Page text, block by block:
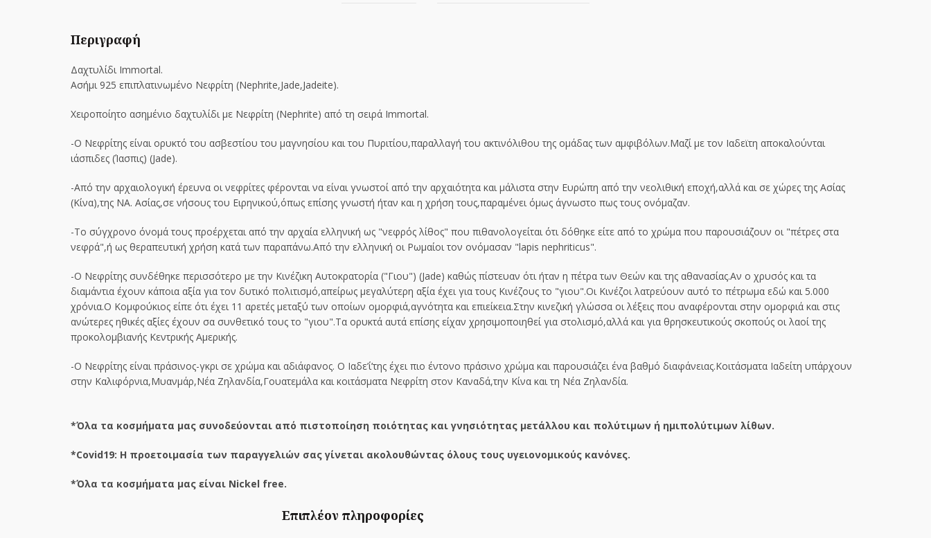
Περιγραφή
Δαχτυλίδι Immortal.
Ασήμι 925 επιπλατινωμένo Νεφρίτη (Nephrite,Jade,Jadeite).
Χειροποίητο ασημένιο δαχτυλίδι με Νεφρίτη (Nephrite) από τη σειρά Immortal.
-Ο Νεφρίτης είναι ορυκτό του ασβεστίου του μαγνησίου και του Πυριτίου,παραλλαγή του ακτινόλιθου της ομάδας των αμφιβόλων.Μαζί με τον Ιαδεϊτη αποκαλούνται
ιάσπιδες (Ίασπις) (Jade).
-Από την αρχαιολογική έρευνα οι νεφρίτες φέρονται να είναι γνωστοί από την αρχαιότητα και μάλιστα στην Ευρώπη από την νεολιθική εποχή,αλλά και σε χώρες της Ασίας
(Κίνα),της ΝΑ. Ασίας,σε νήσους του Ειρηνικού,όπως επίσης γνωστή ήταν και η χρήση τους,παραμένει όμως άγνωστο πως τους ονόμαζαν.
-Το σύγχρονο όνομά τους προέρχεται από την αρχαία ελληνική ως "νεφρός λίθος" που πιθανολογείται ότι δόθηκε είτε από το χρώμα που παρουσιάζουν οι "πέτρες στα
νεφρά",ή ως θεραπευτική χρήση κατά των παραπάνω.Από την ελληνική οι Ρωμαίοι τον ονόμασαν "lapis nephriticus".
-Ο Νεφρίτης συνδέθηκε περισσότερο με την Κινέζικη Αυτοκρατορία ("Γιου") (Jade) καθώς πίστευαν ότι ήταν η πέτρα των Θεών και της αθανασίας.Αν ο χρυσός και τα
διαμάντια έχουν κάποια αξία για τον δυτικό πολιτισμό,απείρως μεγαλύτερη αξία έχει για τους Κινέζους το "γιου".Οι Κινέζοι λατρεύουν αυτό το πέτρωμα εδώ και 5.000
χρόνια.Ο Κομφούκιος είπε ότι έχει 11 αρετές μεταξύ των οποίων ομορφιά,αγνότητα και επιείκεια.Στην κινεζική γλώσσα οι λέξεις που αναφέρονται στην ομορφιά και στις
ανώτερες ηθικές αξίες έχουν σα συνθετικό τους το "γιου".Τα ορυκτά αυτά επίσης είχαν χρησιμοποιηθεί για στολισμό,αλλά και για θρησκευτικούς σκοπούς οι λαοί της
προκολομβιανής Κεντρικής Αμερικής.
-Ο Νεφρίτης είναι πράσινος-γκρι σε χρώμα και αδιάφανος. Ο Ιαδε’ί’της έχει πιο έντονο πράσινο χρώμα και παρουσιάζει ένα βαθμό διαφάνειας.Κοιτάσματα Ιαδείτη υπάρχουν
στην Καλιφόρνια,Μυανμάρ,Νέα Ζηλανδία,Γουατεμάλα και κοιτάσματα Νεφρίτη στον Καναδά,την Κίνα και τη Νέα Ζηλανδία.
*Όλα τα κοσμήματα μας συνοδεύονται από πιστοποίηση ποιότητας και γνησιότητας μετάλλου και πολύτιμων ή ημιπολύτιμων λίθων.
*Covid19: Η προετοιμασία των παραγγελιών σας γίνεται ακολουθώντας όλους τους υγειονομικούς κανόνες.
*Όλα τα κοσμήματα μας είναι Nickel free.
Επιπλέον πληροφορίες